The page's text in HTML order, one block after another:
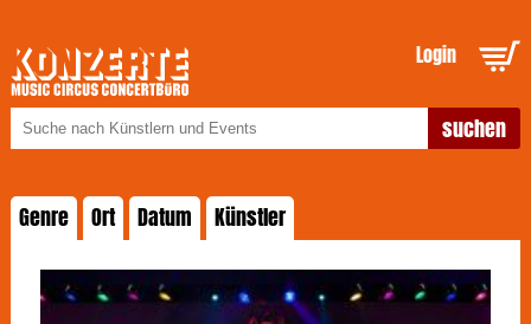
Login
Genre Ort Datum Künstler